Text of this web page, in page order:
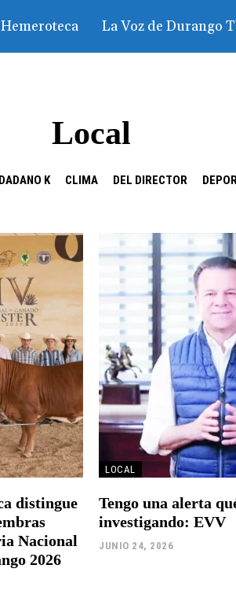
Hemeroteca La Voz de Durango
Local
K CLIMA DEL DIRECTOR
distingue
Nacional
2026
LOCAL
Tengo una alerta
investigando: EVV
JUNIO 24, 2026